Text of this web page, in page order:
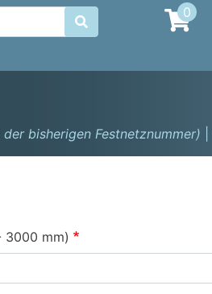

0
bisherigen Festnetznummer)
3000 mm)